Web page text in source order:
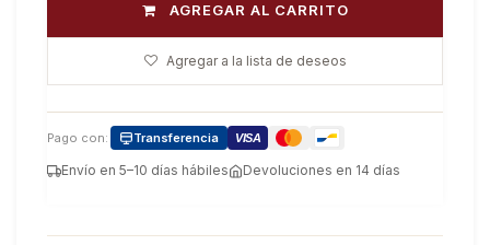
AGREGAR AL CARRITO
Agregar a la lista de deseos
Pago con: Transferencia VISA
Envío en 5–10 días hábiles Devoluciones en 14 días